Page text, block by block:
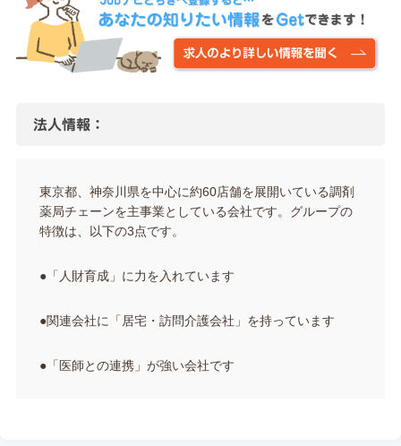
法人情報：
東京都、神奈川県を中心に約60店舗を展開いている調剤
薬局チェーンを主事業としている会社です。グループの
特徴は、以下の3点です。
●「人財育成」に力を入れています
●関連会社に「居宅・訪問介護会社」を持っています
●「医師との連携」が強い会社です